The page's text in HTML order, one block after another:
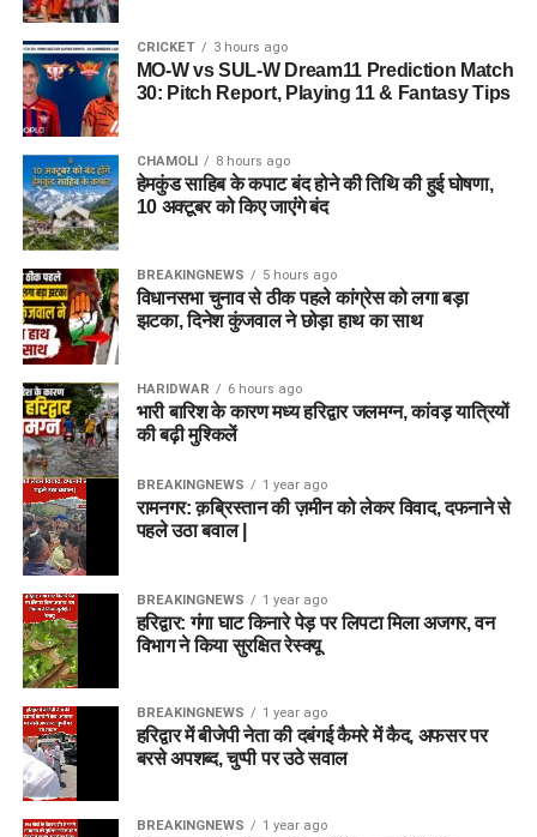
CRICKET 3 hours ago
MO-W vs SUL-W Dream11 Prediction Match
30: Pitch Report, Playing 11 & Fantasy Tips
CHAMOLI 8 hours ago
हेमकुंड साहिब के कपाट बंद होने की तिथि की हुई घोषणा,
10 अक्टूबर को किए जाएंंगे बंद
BREAKINGNEWS 5 hours ago
विधानसभा चुनाव से ठीक पहले कांग्रेस को लगा बड़ा
झटका, दिनेश कुंजवाल ने छोड़ा हाथ का साथ
HARIDWAR 6 hours ago
भारी बारिश के कारण मध्य हरिद्वार जलमग्न, कांवड़ यात्रियों
की बढ़ी मुश्किलें
BREAKINGNEWS 1 year ago
रामनगर: क़ब्रिस्तान की ज़मीन को लेकर विवाद, दफनाने से
पहले उठा बवाल |
BREAKINGNEWS 1 year ago
हरिद्वार: गंगा घाट किनारे पेड़ पर लिपटा मिला अजगर, वन
विभाग ने किया सुरक्षित रेस्क्यू
BREAKINGNEWS 1 year ago
हरिद्वार में बीजेपी नेता की दबंगई कैमरे में कैद, अफसर पर
बरसे अपशब्द, चुप्पी पर उठे सवाल
BREAKINGNEWS 1 year ago